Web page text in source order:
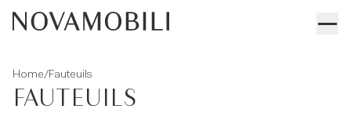
Home/Fauteuils
FAUTEUILS